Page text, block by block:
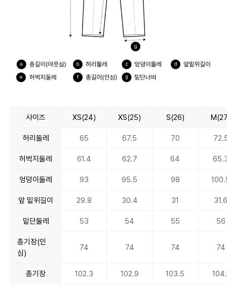
사이즈 XS(24) XS(25) S(26)
허리둘레 65 67.5 70
허벅지둘레 61.4 62.7 64
엉덩이둘레 93 95.5 98
앞 밑위길이 29.8 30.4 31
밑단둘레 53 54 55 56
총기장(인
심)
74 74 74 74
총기장 102.3 102.9 103.5